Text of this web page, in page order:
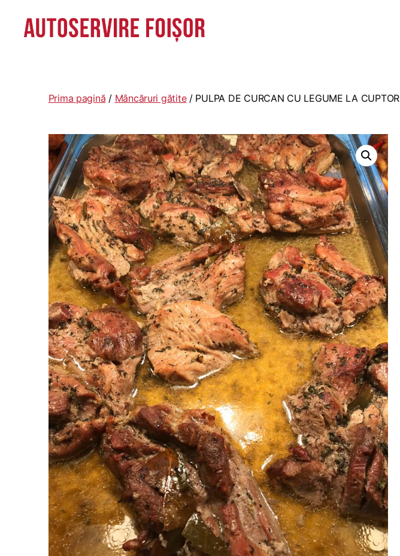
LascărPrima pagină / Mâncăruri gătite/ PULPA DE CURCAN CU LEGUME LA CUPTOR